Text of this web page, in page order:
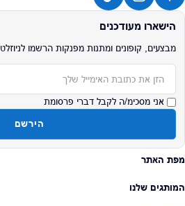
הישארו מעודכנים
מבצעים, קופונים ומתנות מפנקות הרשמו
אני מסכימ/ה לקבל דברי פרסומת
הירשם
מפת האתר
המותגים שלנו